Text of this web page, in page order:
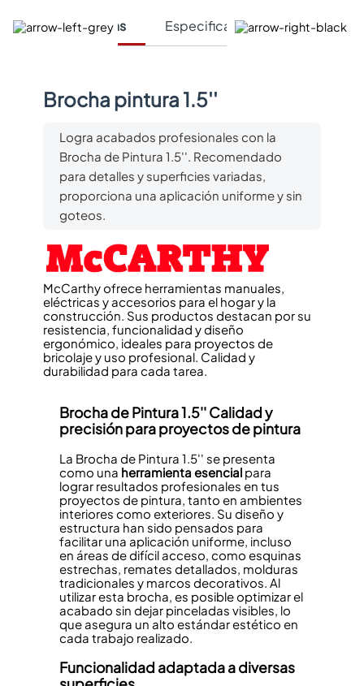
Características Especificaciones Técnicas
Brocha pintura 1.5''
Logra acabados profesionales con la
Brocha de Pintura 1.5''. Recomendado
para detalles y superficies variadas,
proporciona una aplicación uniforme y sin
goteos.
McCarthy ofrece herramientas manuales,
eléctricas y accesorios para el hogar y la
construcción. Sus productos destacan por su
resistencia, funcionalidad y diseño
ergonómico, ideales para proyectos de
bricolaje y uso profesional. Calidad y
durabilidad para cada tarea.
Brocha de Pintura 1.5'' Calidad y
precisión para proyectos de pintura
La Brocha de Pintura 1.5'' se presenta
como una herramienta esencialpara
lograr resultados profesionales en tus
proyectos de pintura, tanto en ambientes
interiores como exteriores. Su diseño y
estructura han sido pensados para
facilitar una aplicación uniforme, incluso
en áreas de difícil acceso, como esquinas
estrechas, remates detallados, molduras
tradicionales y marcos decorativos. Al
utilizar esta brocha, es posible optimizar el
acabado sin dejar pinceladas visibles, lo
que asegura un alto estándar estético en
cada trabajo realizado.
Funcionalidad adaptada a diversas